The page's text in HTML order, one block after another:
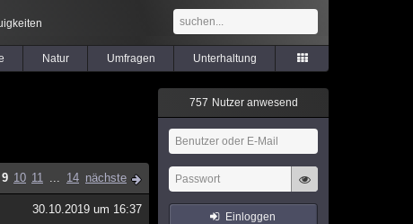
Natur Umfragen Unterhaltung
9 10 11 ... 14 nächste
30.10.2019 um 16:37
757 Nutzer anwesend
Einloggen